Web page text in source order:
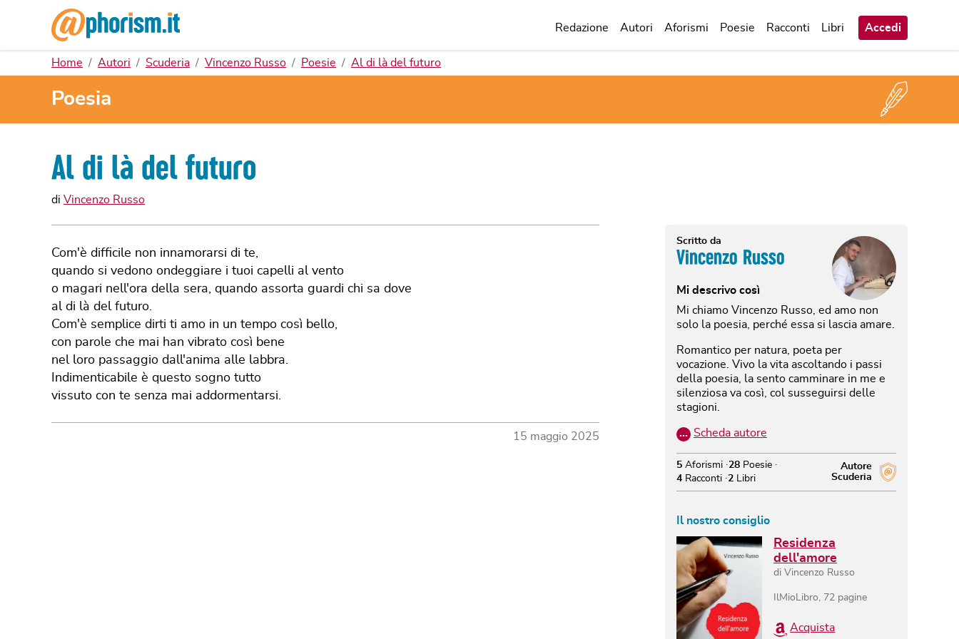
Redazione Autori Aforismi Poesie Racconti Libri Accedi
Home Autori Scuderia Vincenzo Russo Poesie Al di là del futuro
Poesia
Al di là del futuro
di Vincenzo Russo
Com'è difficile non innamorarsi di te,
quando si vedono ondeggiare i tuoi capelli al vento
o magari nell'ora della sera, quando assorta guardi chi sa dove
al di là del futuro.
Com'è semplice dirti ti amo in un tempo così bello,
con parole che mai han vibrato così bene
nel loro passaggio dall'anima alle labbra.
Indimenticabile è questo sogno tutto
vissuto con te senza mai addormentarsi.
15 maggio 2025
Scritto da
Vincenzo Russo
Mi descrivo così
Mi chiamo Vincenzo Russo, ed amo non
solo la poesia, perché essa si lascia amare.
Romantico per natura, poeta per
vocazione. Vivo la vita ascoltando i passi
della poesia, la sento camminare in me e
silenziosa va così, col susseguirsi delle
stagioni.
… Scheda autore
Autore
Scuderia
5 Aforismi 28 Poesie
4 Racconti 2 Libri
Il nostro consiglio
Residenza
dell'amore
di Vincenzo Russo
IlMioLibro 72 pagine
Acquista